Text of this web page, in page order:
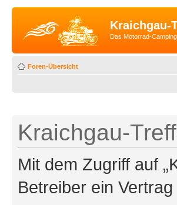
Kraichgau-
Das Motorrad-
Foren-Übersicht
Kraichgau-
Mit dem Zugriff auf
Betreiber ein